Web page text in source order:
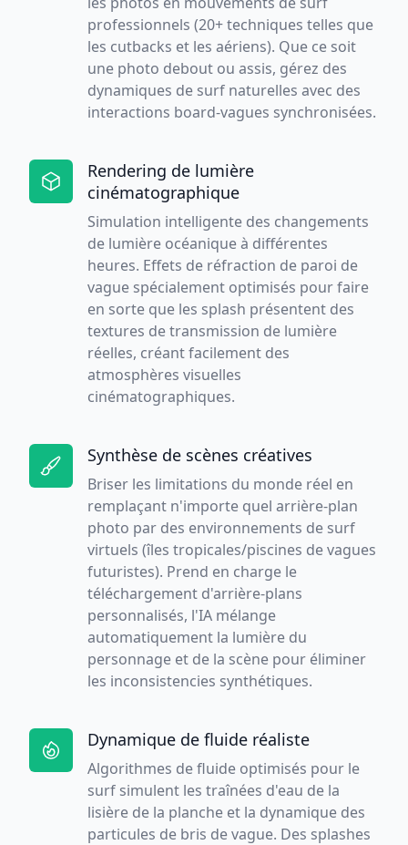
professionnels (20+ techniques telles que
les cutbacks et les aériens). Que ce soit
une photo debout ou assis, gérez des
dynamiques de surf naturelles avec des
interactions board-vagues synchronisées.
Rendering de lumière
cinématographique
Simulation intelligente des changements
de lumière océanique à différentes
heures. Effets de réfraction de paroi de
vague spécialement optimisés pour faire
en sorte que les splash présentent des
textures de transmission de lumière
réelles, créant facilement des
atmosphères visuelles
cinématographiques.
Synthèse de scènes créatives
Briser les limitations du monde réel en
remplaçant n'importe quel arrière-plan
photo par des environnements de surf
virtuels (îles tropicales/piscines de vagues
futuristes). Prend en charge le
téléchargement d'arrière-plans
personnalisés, l'IA mélange
automatiquement la lumière du
personnage et de la scène pour éliminer
les inconsistencies synthétiques.
Dynamique de fluide réaliste
Algorithmes de fluide optimisés pour le
surf simulent les traînées d'eau de la
lisière de la planche et la dynamique des
particules de bris de vague. Des splashes